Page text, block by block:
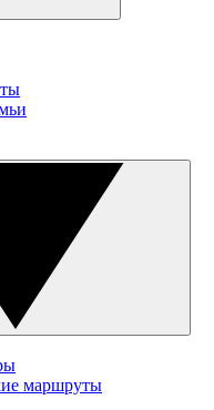
маршруты